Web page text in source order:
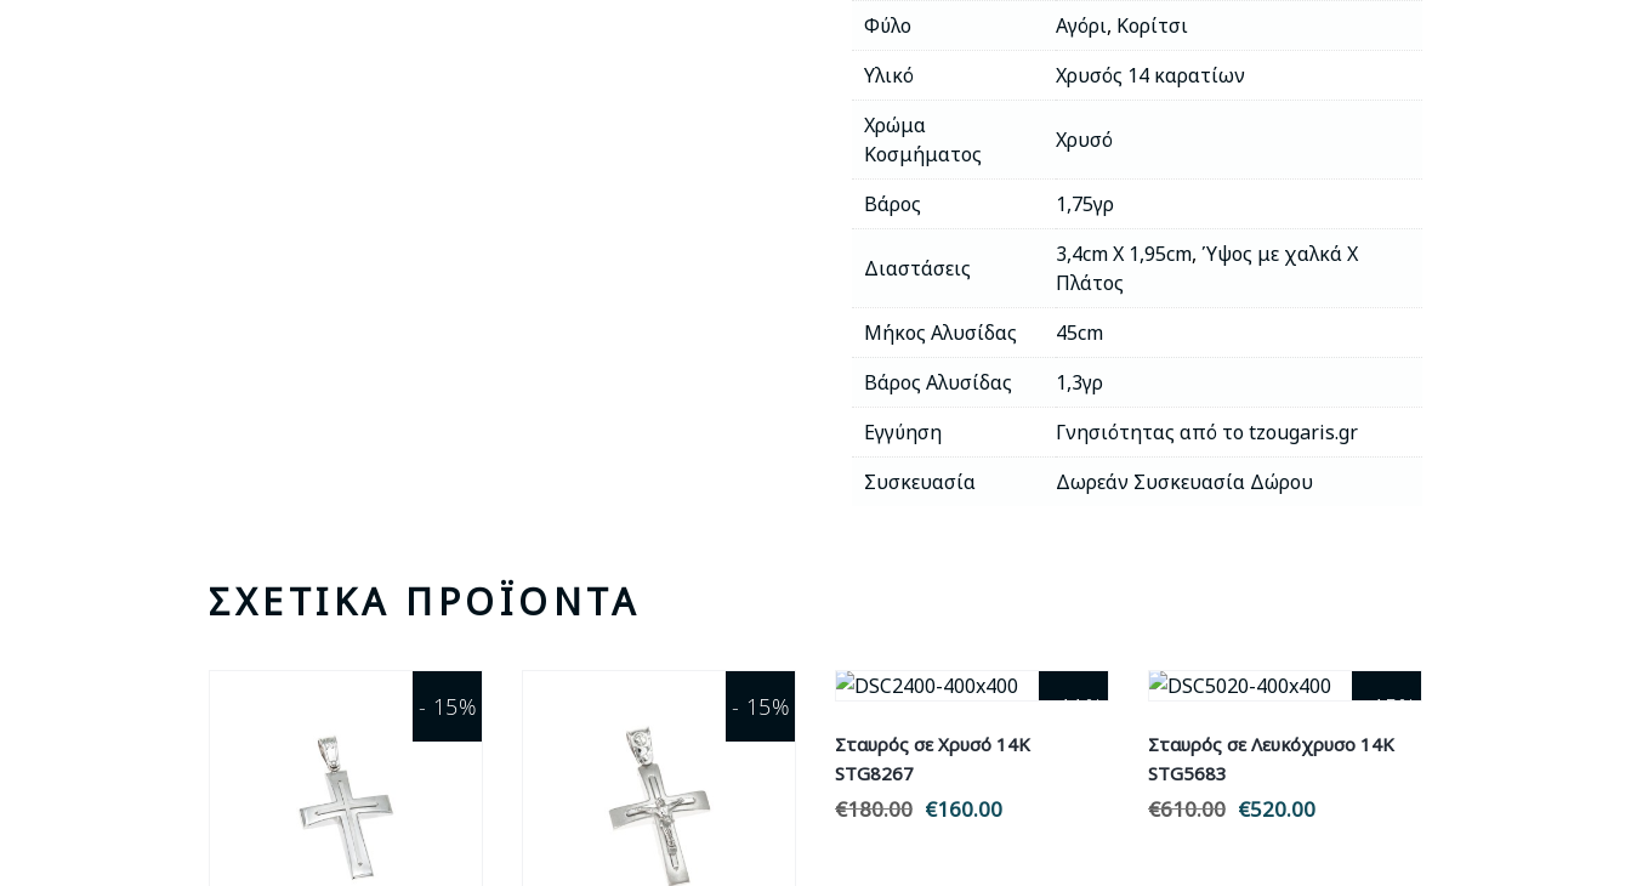
Φύλο
Αγόρι, Κορίτσι
Υλικό
Χρυσός 14 καρατίων
Χρώμα
Κοσμήματος
Χρυσό
Βάρος 1,75γρ
Διαστάσεις
3,4cm X 1,95cm, Ύψος με χαλκά Χ
Πλάτος
Μήκος Αλυσίδας
45cm
Βάρος Αλυσίδας
1,3γρ
Εγγύηση
Γνησιότητας από το tzougaris.gr
Συσκευασία
Δωρεάν Συσκευασία Δώρου
ΣΧΕΤΙΚΆ ΠΡΟΪΌΝΤΑ
- 15% - 15% - 11%
Σταυρός σε Χρυσό 14Κ
STG8267
€180.00 Original
€160.00
- 15%
Σταυρός σε Λευκόχρυσο 14Κ
STG5683
€610.00 Original
€520.00